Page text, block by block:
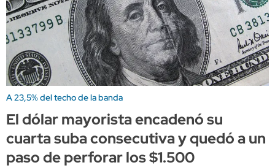
A 23,5% del techo de la banda
El dólar mayorista encadenó su
cuarta suba consecutiva y quedó a un
paso de perforar los $1.500